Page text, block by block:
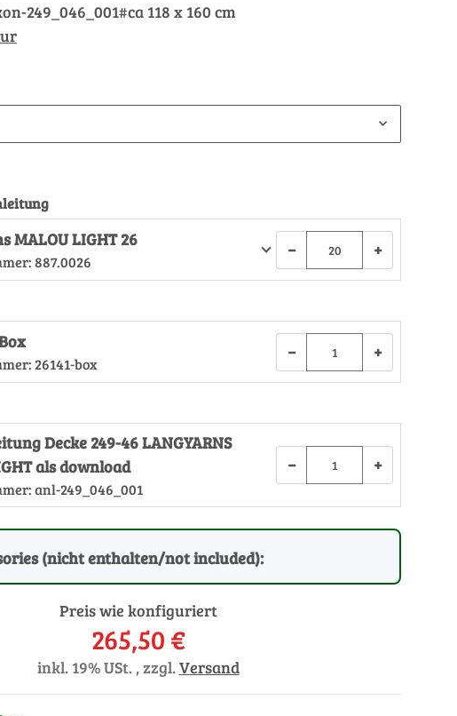
249_046_001#ca 118 x 160 cm
MALOU LIGHT 26
887.0026
− +
26141-box
− +
Decke 249-46 LANGYARNS
als download
anl-249_046_001
− +
(nicht enthalten/not included):
Preis wie konfiguriert
265,50 €
inkl. 19% USt. , zzgl.Versand